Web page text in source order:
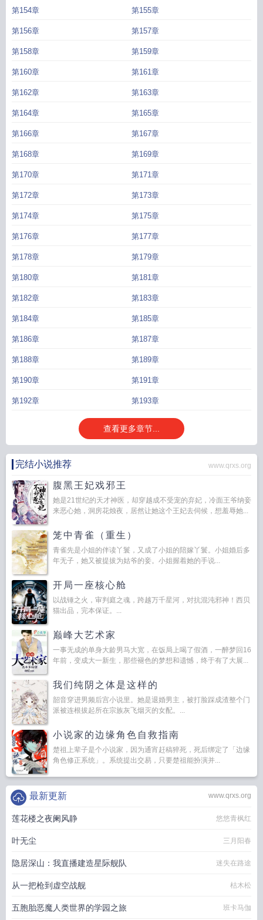
第154章 第155章
第156章 第157章
第158章 第159章
第160章 第161章
第162章 第163章
第164章 第165章
第166章 第167章
第168章 第169章
第170章 第171章
第172章 第173章
第174章 第175章
第176章 第177章
第178章 第179章
第180章 第181章
第182章 第183章
第184章 第185章
第186章 第187章
第188章 第189章
第190章 第191章
第192章 第193章
查看更多章节...
完结小说推荐 www.qrxs.org
腹黑王妃戏邪王
她是21世纪的天才神医，却穿越成不受宠的弃妃，冷面王爷纳妾
来恶心她，洞房花烛夜，居然让她这个王妃去伺候，想羞辱她...
笼中青雀（重生）
青雀先是小姐的伴读丫鬟，又成了小姐的陪嫁丫鬟。小姐婚后多
年无子，她又被提拔为姑爷的妾。小姐握着她的手说...
开局一座核心舱
以战锤之火，审判庭之魂，跨越万千星河，对抗混沌邪神！西贝
猫出品，完本保证。...
巅峰大艺术家
一事无成的单身大龄男马大宽，在饭局上喝了假酒，一醉梦回16
年前，变成大一新生，那些褪色的梦想和遗憾，终于有了大展...
我们纯阴之体是这样的
韶音穿进男频后宫小说里。她是退婚男主，被打脸踩成渣整个门
派被连根拔起所在宗族灰飞烟灭的女配。...
小说家的边缘角色自救指南
楚祖上辈子是个小说家，因为通宵赶稿猝死，死后绑定了「边缘
角色修正系统」。系统提出交易，只要楚祖能扮演并...
www.qrxs.org
最新更新
莲花楼之夜阑风静 悠悠青枫红
叶无尘 三月阳春
隐居深山：我直播建造星际舰队 迷失在路途
从一把枪到虚空战舰 枯木松
五胞胎恶魔人类世界的学园之旅 班卡马伽